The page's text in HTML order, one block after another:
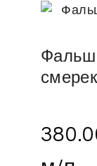
Фальш